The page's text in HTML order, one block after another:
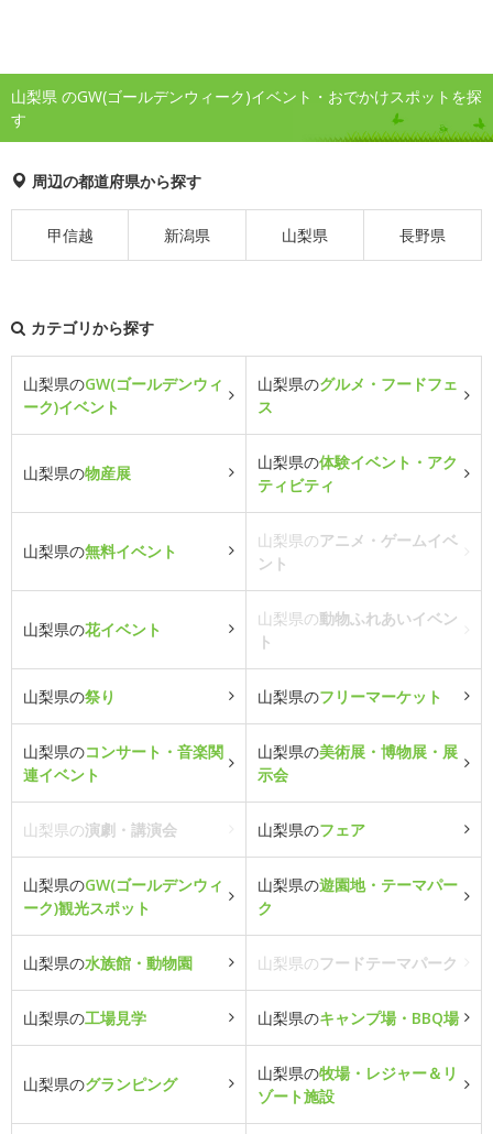
山梨県 のGW(ゴールデンウィーク)イベント・おでかけスポットを探
す
周辺の都道府県から探す
甲信越 新潟県 山梨県 長野県
カテゴリから探す
山梨県のGW(ゴールデンウィ
ーク)イベント
山梨県のグルメ・フードフェ
ス
山梨県の物産展
山梨県の体験イベント・アク
ティビティ
山梨県の無料イベント
山梨県のアニメ・ゲームイベ
ント
山梨県の花イベント
山梨県の動物ふれあいイベン
ト
山梨県の祭り 山梨県のフリーマーケット
山梨県のコンサート・音楽関
連イベント
山梨県の美術展・博物展・展
示会
山梨県の演劇・講演会 山梨県のフェア
山梨県のGW(ゴールデンウィ
ーク)観光スポット
山梨県の遊園地・テーマパー
ク
山梨県の水族館・動物園 山梨県のフードテーマパーク
山梨県の工場見学 山梨県のキャンプ場・BBQ場
山梨県のグランピング
山梨県の牧場・レジャー＆リ
ゾート施設